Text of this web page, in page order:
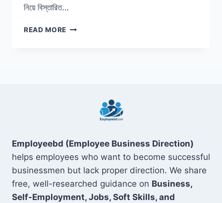
নিয়ে বিস্তারিত…
READ MORE ভৈরব
Employeebd (Employee Business Direction)
helps employees who want to become successful
businessmen but lack proper direction. We share
free, well-researched guidance on Business,
Self-Employment, Jobs, Soft Skills, and